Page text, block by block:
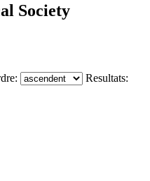
Society
Resultats: